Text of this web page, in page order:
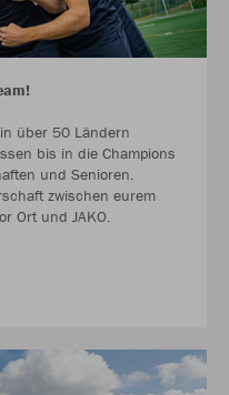
über 50 Ländern
bis in die Champions
und Senioren.
zwischen eurem
Ort und JAKO.